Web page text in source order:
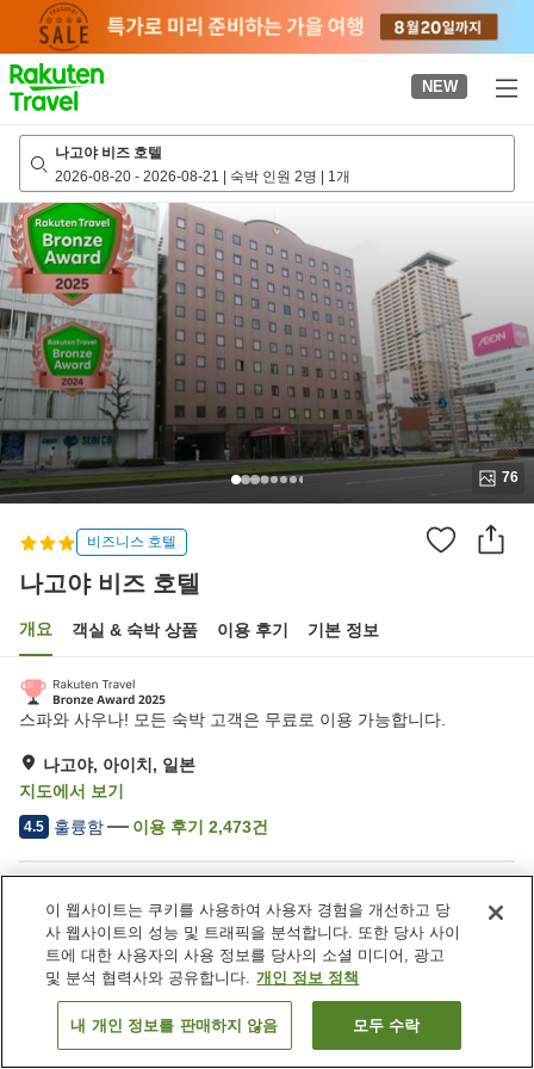
page
NEW
나고야 비즈 호텔
2026-08-20 - 2026-08-21 | 숙박 인원 2명 | 1개
76
비즈니스 호텔
나고야 비즈 호텔
개요 객실 & 숙박 상품 이용 후기 기본 정보
스파와 사우나! 모든 숙박 고객은 무료로 이용 가능합니다.
나고야, 아이치, 일본
지도에서 보기
4.5 훌륭함 이용 후기 2,473건
주차장
제트 욕조
암반욕
사우나
일본 아이치 나고야 나고야 비즈 호텔
객실 보기
이 웹사이트는 쿠키를 사용하여 사용자 경험을 개선하고 당
사 웹사이트의 성능 및 트래픽을 분석합니다. 또한 당사 사이
트에 대한 사용자의 사용 정보를 당사의 소셜 미디어, 광고
및 분석 협력사와 공유합니다. 개인 정보 정책
내 개인 정보를 판매하지 않음 모두 수락